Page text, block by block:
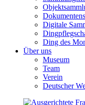
Digitale
Ding des
Über uns
Museum
Team
Verein
Deutscher